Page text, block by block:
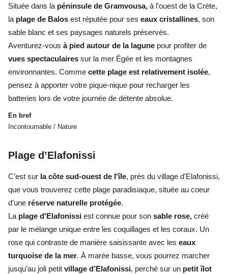
Située dans la péninsule de Gramvousa, à l'ouest de la Crète,
la plage de Balos est réputée pour ses eaux cristallines, son
sable blanc et ses paysages naturels préservés.
Aventurez-vous à pied autour de la lagune pour profiter de
vues spectaculaires sur la mer Égée et les montagnes
environnantes. Comme cette plage est relativement isolée,
pensez à apporter votre pique-nique pour recharger les
batteries lors de votre journée de détente absolue.
En bref
Incontournable / Nature
Plage d’Elafonissi
C’est sur la côte sud-ouest de l'île, près du village d'Elafonissi,
que vous trouverez cette plage paradisiaque, située au coeur
d’une réserve naturelle protégée.
La plage d'Elafonissi est connue pour son sable rose, créé
par le mélange unique entre les coquillages et les coraux. Un
rose qui contraste de manière saisissante avec les eaux
turquoise de la mer. À marée basse, vous pourrez marcher
jusqu’au joli petit village d’Elafonissi, perché sur un petit îlot